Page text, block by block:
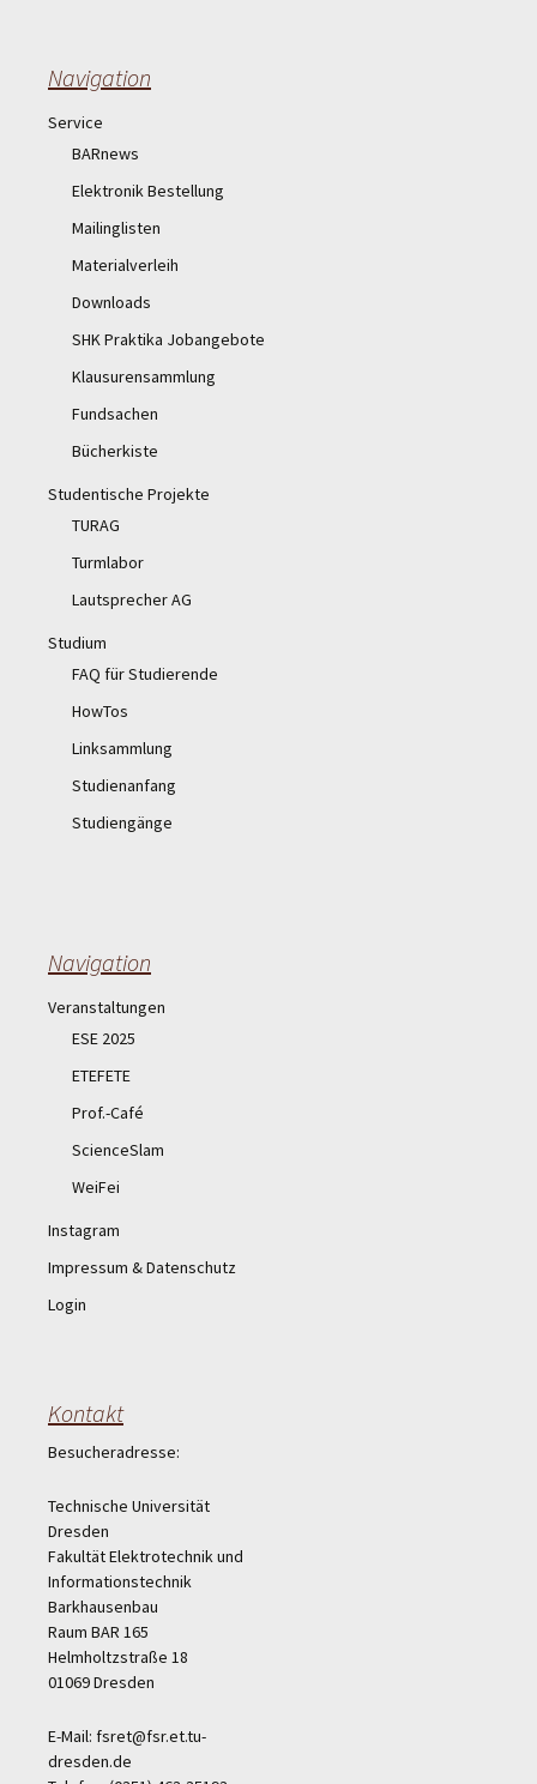
Navigation
Service
BARnews
Elektronik Bestellung
Mailinglisten
Materialverleih
Downloads
SHK Praktika Jobangebote
Klausurensammlung
Fundsachen
Bücherkiste
Studentische Projekte
TURAG
Turmlabor
Lautsprecher AG
Studium
FAQ für Studierende
HowTos
Linksammlung
Studienanfang
Studiengänge
Navigation
Veranstaltungen
ESE 2025
ETEFETE
Prof.-Café
ScienceSlam
WeiFei
Instagram
Impressum & Datenschutz
Login
Kontakt
Besucheradresse:
Technische Universität
Dresden
Fakultät Elektrotechnik und
Informationstechnik
Barkhausenbau
Raum BAR 165
Helmholtzstraße 18
01069 Dresden
E-Mail: fsret@fsr.et.tu-
dresden.de